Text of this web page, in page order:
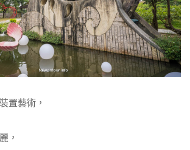
置藝術，
，